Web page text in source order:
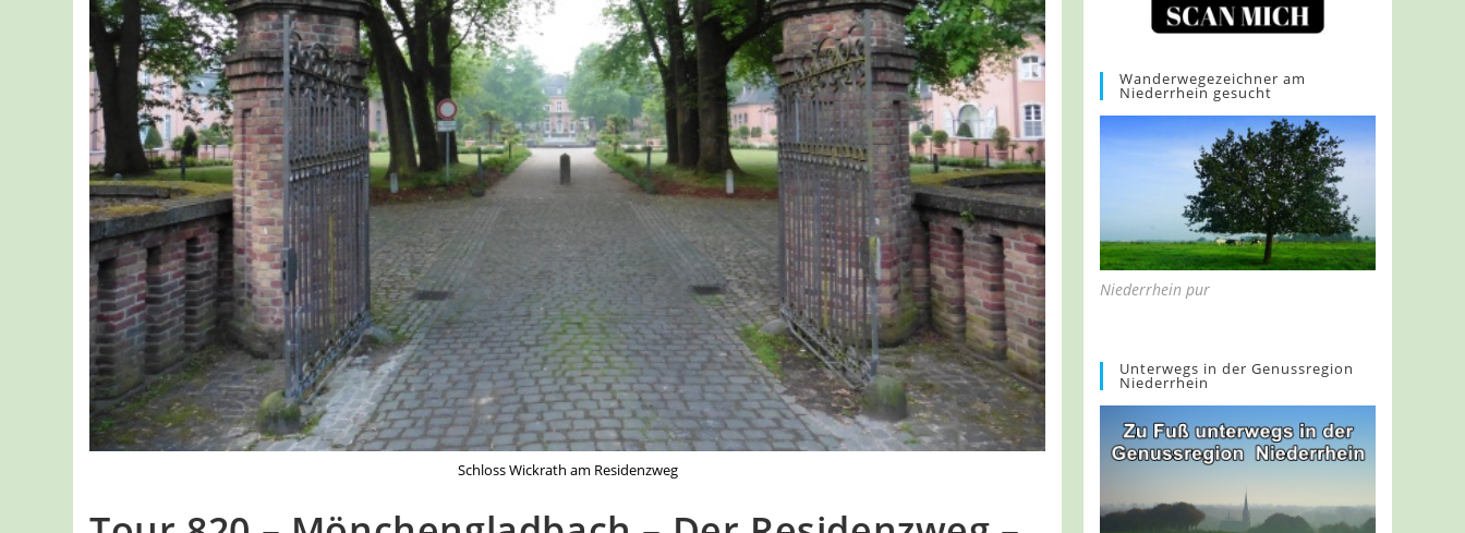
Schloss Wickrath am Residenzweg
Wanderwegezeichner am
Niederrhein gesucht
Niederrhein pur
Unterwegs in der Genussregion
Niederrhein